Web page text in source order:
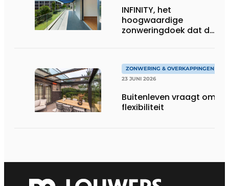
INFINITY, het
hoogwaardige
zonweringdoek dat de
ZONWERING & OVERKAPPINGEN
23 JUNI 2026
Buitenleven vraagt om
flexibiliteit